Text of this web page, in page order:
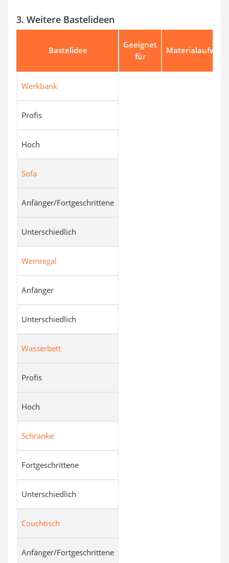
3. Weitere Bastelideen
Bastelidee
Geeignet
für
Werkbank
Profis
Hoch
Sofa
Anfänger/Fortgeschrittene
Unterschiedlich
Weinregal
Anfänger
Unterschiedlich
Wasserbett
Profis
Hoch
Schränke
Fortgeschrittene
Unterschiedlich
Couchtisch
Anfänger/Fortgeschrittene